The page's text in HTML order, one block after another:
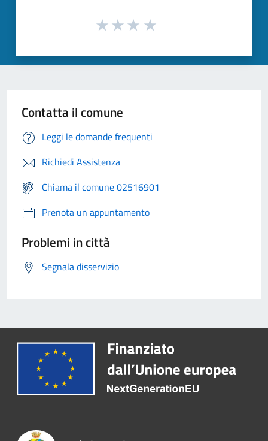
Contatta il comune
Leggi le domande frequenti
Richiedi Assistenza
Chiama il comune 02516901
Prenota un appuntamento
Problemi in città
Segnala disservizio